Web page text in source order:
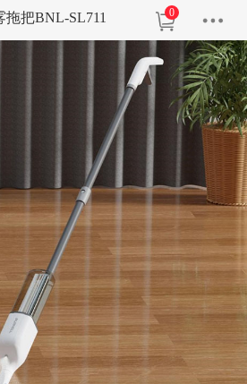
拖把BNL-SL711 0